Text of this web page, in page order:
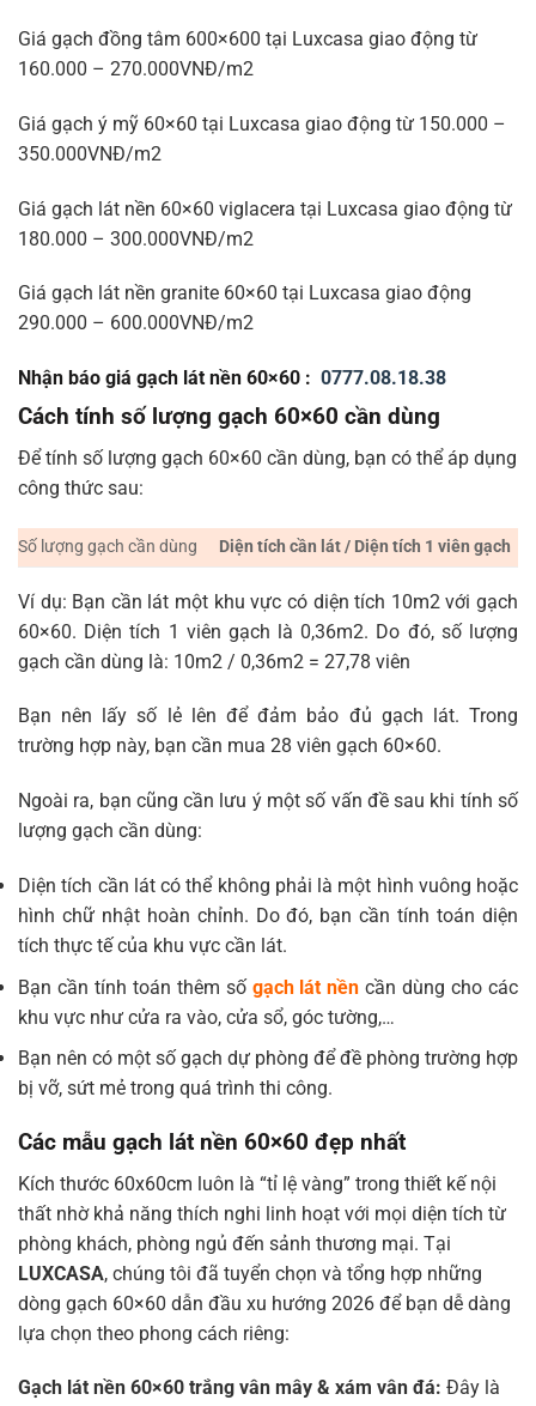
Giá gạch đồng tâm 600×600 tại Luxcasa giao động từ
160.000 – 270.000VNĐ/m2
Giá gạch ý mỹ 60×60 tại Luxcasa giao động từ 150.000 –
350.000VNĐ/m2
Giá gạch lát nền 60×60 viglacera tại Luxcasa giao động từ
180.000 – 300.000VNĐ/m2
Giá gạch lát nền granite 60×60 tại Luxcasa giao động
290.000 – 600.000VNĐ/m2
Nhận báo giá gạch lát nền 60×60 : 0777.08.18.38
Cách tính số lượng gạch 60×60 cần dùng
Để tính số lượng gạch 60×60 cần dùng, bạn có thể áp dụng
công thức sau:
Số lượng gạch cần dùng Diện tích cần lát / Diện tích 1 viên gạch
Ví dụ: Bạn cần lát một khu vực có diện tích 10m2 với gạch
60×60. Diện tích 1 viên gạch là 0,36m2. Do đó, số lượng
gạch cần dùng là: 10m2 / 0,36m2 = 27,78 viên
Bạn nên lấy số lẻ lên để đảm bảo đủ gạch lát. Trong
trường hợp này, bạn cần mua 28 viên gạch 60×60.
Ngoài ra, bạn cũng cần lưu ý một số vấn đề sau khi tính số
lượng gạch cần dùng:
Diện tích cần lát có thể không phải là một hình vuông hoặc
hình chữ nhật hoàn chỉnh. Do đó, bạn cần tính toán diện
tích thực tế của khu vực cần lát.
Bạn cần tính toán thêm số gạch lát nền cần dùng cho các
khu vực như cửa ra vào, cửa sổ, góc tường,…
Bạn nên có một số gạch dự phòng để đề phòng trường hợp
bị vỡ, sứt mẻ trong quá trình thi công.
Các mẫu gạch lát nền 60×60 đẹp nhất
Kích thước 60x60cm luôn là “tỉ lệ vàng” trong thiết kế nội
thất nhờ khả năng thích nghi linh hoạt với mọi diện tích từ
phòng khách, phòng ngủ đến sảnh thương mại. Tại
LUXCASA, chúng tôi đã tuyển chọn và tổng hợp những
dòng gạch 60×60 dẫn đầu xu hướng 2026 để bạn dễ dàng
lựa chọn theo phong cách riêng:
Gạch lát nền 60×60 trắng vân mây & xám vân đá: Đây là